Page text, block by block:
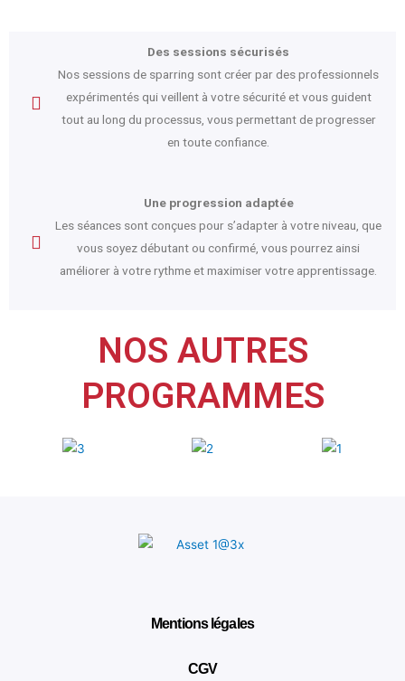
Des sessions sécurisés
Nos sessions de sparring sont créer par des professionnels
expérimentés qui veillent à votre sécurité et vous guident
tout au long du processus, vous permettant de progresser
en toute confiance.
Une progression adaptée
Les séances sont conçues pour s’adapter à votre niveau, que
vous soyez débutant ou confirmé, vous pourrez ainsi
améliorer à votre rythme et maximiser votre apprentissage.
NOS AUTRES
PROGRAMMES
Mentions légales
CGV